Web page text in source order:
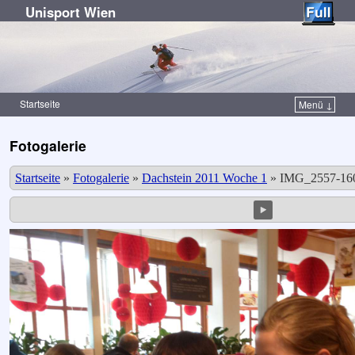
Unisport Wien
Startseite Menü ↓
Fotogalerie
Startseite » Fotogalerie » Dachstein 2011 Woche 1 » IMG_2557-